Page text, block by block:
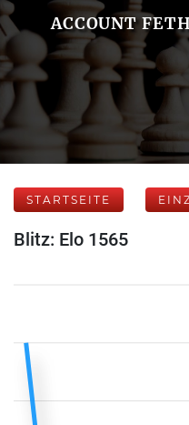
ACCOUNT
STARTSEITE
Blitz: Elo 1565